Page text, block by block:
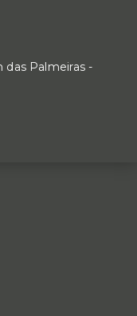
das Palmeiras -